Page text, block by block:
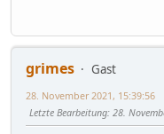
grimes
Gast
28. November 2021, 15:39:56
Letzte Bearbeitung: 28.